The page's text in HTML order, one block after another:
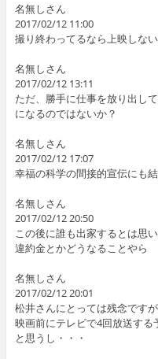
名無しさん
2017/02/12 11:00
撮り終わってるなら上映しな
名無しさん
2017/02/12 13:11
ただ、勝手に仕事を放り出し
になるのではないか？
名無しさん
2017/02/12 17:07
幸福の科学の間接的宣伝にも
名無しさん
2017/02/12 20:50
この後に誰も出家するとは思
違約金とかどうなることやら
名無しさん
2017/02/12 20:01
松井さんにとっては残念です
映画前にテレビで4回放送す
と思うし・・・